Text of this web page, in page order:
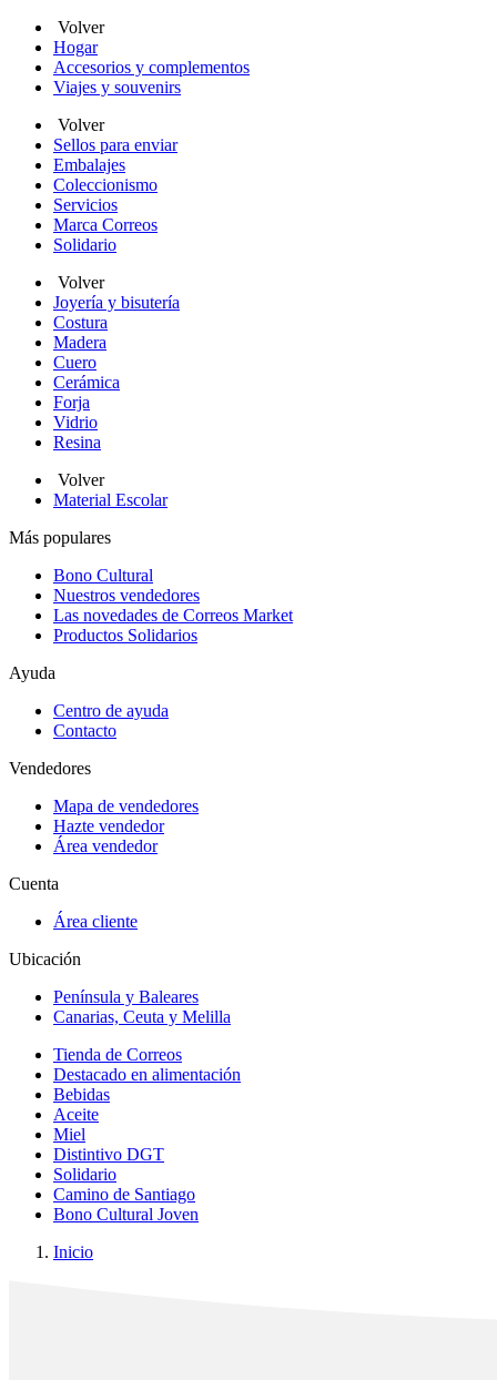
Volver
Hogar
Accesorios y complementos
Viajes y souvenirs
Volver
Sellos para enviar
Embalajes
Coleccionismo
Servicios
Marca Correos
Solidario
Volver
Joyería y bisutería
Costura
Madera
Cuero
Cerámica
Forja
Vidrio
Resina
Volver
Material Escolar
Más populares
Bono Cultural
Nuestros vendedores
Las novedades de Correos Market
Productos Solidarios
Ayuda
Centro de ayuda
Contacto
Vendedores
Mapa de vendedores
Hazte vendedor
Área vendedor
Cuenta
Área cliente
Ubicación
Península y Baleares
Canarias, Ceuta y Melilla
Tienda de Correos
Destacado en alimentación
Bebidas
Aceite
Miel
Distintivo DGT
Solidario
Camino de Santiago
Bono Cultural Joven
Inicio